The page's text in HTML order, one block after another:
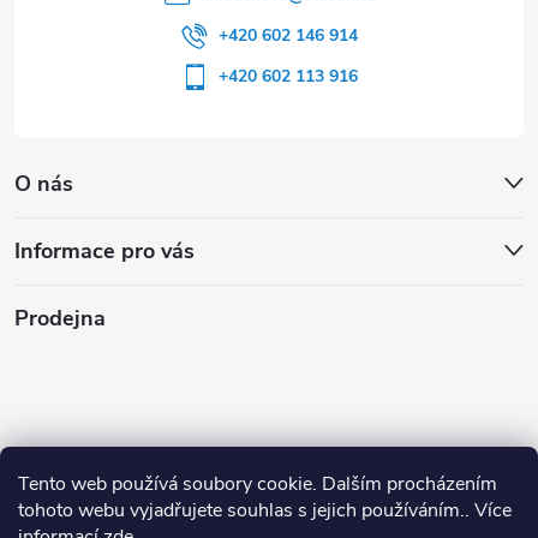
Tento web používá soubory cookie. Dalším procházením
tohoto webu vyjadřujete souhlas s jejich používáním.. Více
O nás
Informace pro vás
+420 602 146 914
+420 602 113 916
Prodejna